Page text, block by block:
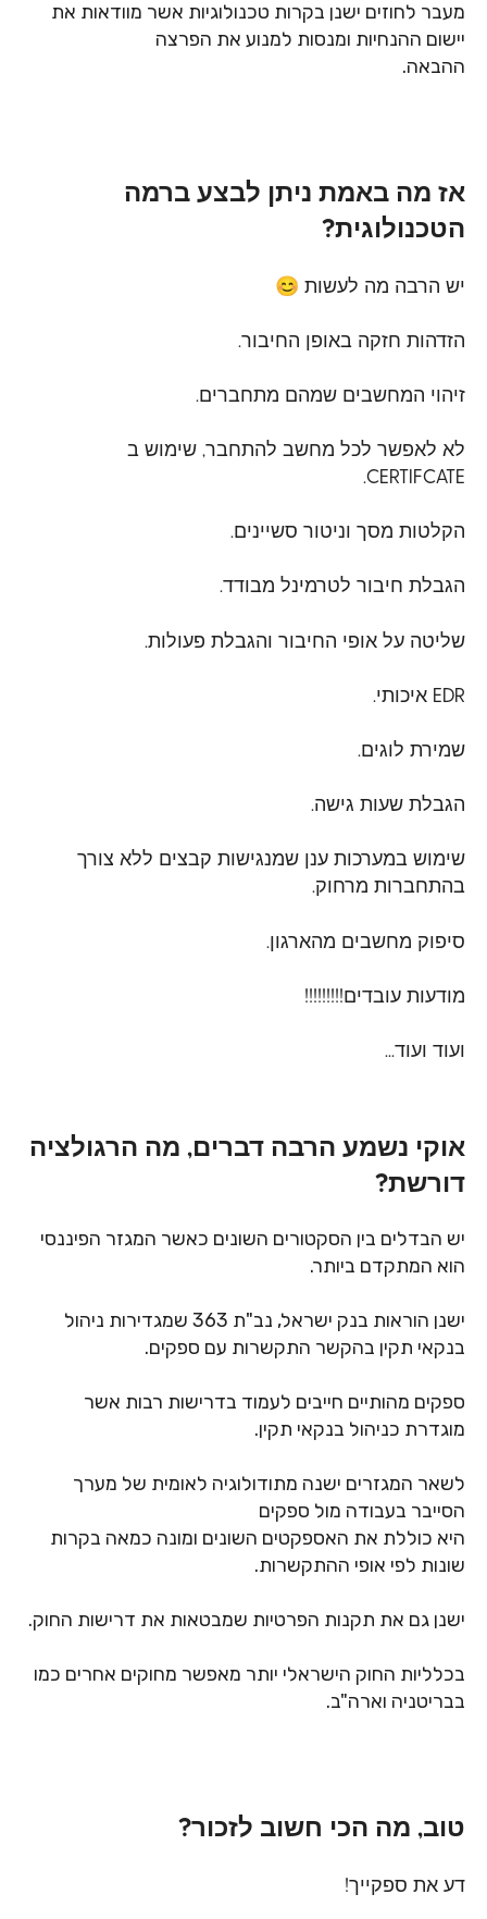
מעבר לחוזים ישנן בקרות טכנולוגיות אשר מוודאות את
יישום ההנחיות ומנסות למנוע את הפרצה
ההבאה.
אז מה באמת ניתן לבצע ברמה
הטכנולוגית?
יש הרבה מה לעשות 😊
הזדהות חזקה באופן החיבור.
זיהוי המחשבים שמהם מתחברים.
לא לאפשר לכל מחשב להתחבר, שימוש ב
CERTIFCATE
הקלטות מסך וניטור סשיינים.
הגבלת חיבור לטרמינל מבודד.
שליטה על אופי החיבור והגבלת פעולות.
EDR איכותי.
שמירת לוגים.
הגבלת שעות גישה.
שימוש במערכות ענן שמנגישות קבצים ללא צורך
בהתחברות מרחוק.
סיפוק מחשבים מהארגון.
מודעות עובדים!!!!!!!!!
ועוד ועוד...
אוקי נשמע הרבה דברים, מה הרגולציה
דורשת?
יש הבדלים בין הסקטורים השונים כאשר המגזר הפיננסי
הוא המתקדם ביותר.
ישנן הוראות בנק ישראל, נב"ת 363 שמגדירות ניהול
בנקאי תקין בהקשר התקשרות עם ספקים.
ספקים מהותיים חייבים לעמוד בדרישות רבות אשר
מוגדרת כניהול בנקאי תקין.
לשאר המגזרים ישנה מתודולוגיה לאומית של מערך
הסייבר בעבודה מול ספקים
היא כוללת את האספקטים השונים ומונה כמאה בקרות
שונות לפי אופי ההתקשרות.
ישנן גם את תקנות הפרטיות שמבטאות את דרישות החוק.
בכלליות החוק הישראלי יותר מאפשר מחוקים אחרים כמו
בבריטניה וארה"ב.
טוב, מה הכי חשוב לזכור?
דע את ספקייך!